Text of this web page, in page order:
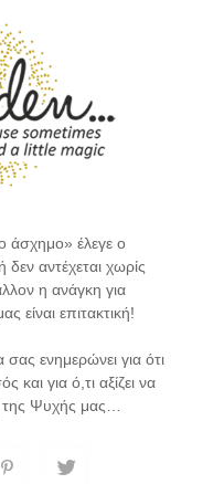
άσχημο» έλεγε ο
αντέχεται χωρίς
η ανάγκη για
είναι επιτακτική!
ενημερώνει για ότι
για ό,τι αξίζει να
της Ψυχής μας…